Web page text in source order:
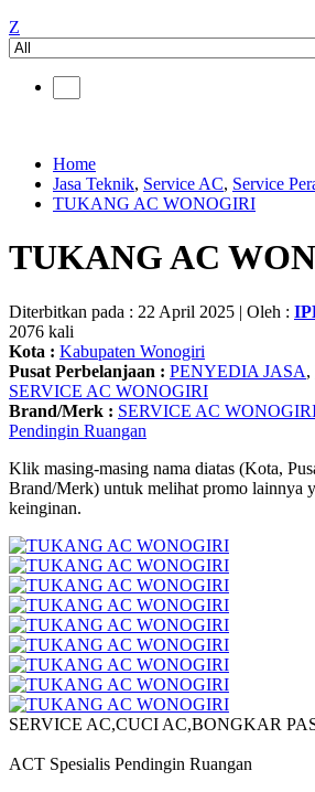
Z
Home
Jasa Teknik, Service AC, Service
TUKANG AC WONOGIRI
TUKANG AC
Diterbitkan pada : 22 April 2025 | Oleh :
2076 kali
Kota : Kabupaten Wonogiri
Pusat Perbelanjaan : PENYEDIA JASA,
SERVICE AC WONOGIRI
Brand/Merk : SERVICE AC
Pendingin Ruangan
Klik masing-masing nama diatas (Kota,
Brand/Merk) untuk melihat promo lainnya
keinginan.
SERVICE AC,CUCI AC,BONGKAR
ACT Spesialis Pendingin Ruangan